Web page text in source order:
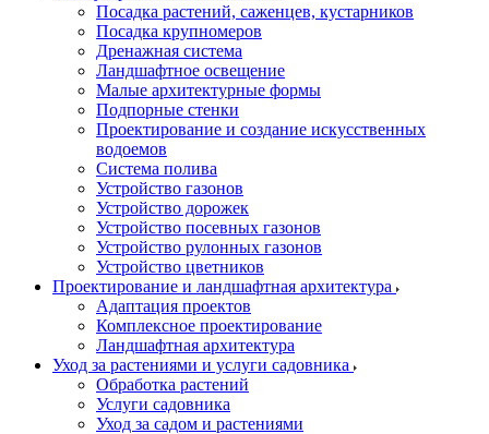
Посадка растений, саженцев, кустарников
Посадка крупномеров
Дренажная система
Ландшафтное освещение
Малые архитектурные формы
Подпорные стенки
Проектирование и создание искусственных
водоемов
Система полива
Устройство газонов
Устройство дорожек
Устройство посевных газонов
Устройство рулонных газонов
Устройство цветников
Проектирование и ландшафтная архитектура
Адаптация проектов
Комплексное проектирование
Ландшафтная архитектура
Уход за растениями и услуги садовника
Обработка растений
Услуги садовника
Уход за садом и растениями